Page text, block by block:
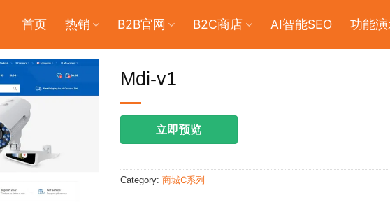
首页 热销 B2B官网 B2C商店 AI智能SEO 功能
Mdi-v1
立即预览
Category: 商城C系列